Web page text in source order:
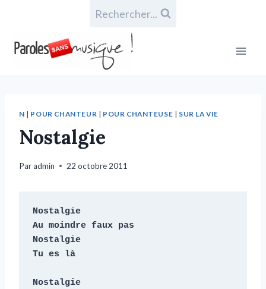
Rechercher...
N | POUR CHANTEUR | POUR CHANTEUSE | SUR LA VIE
Nostalgie
Paradmin 22 octobre 2011
Nostalgie
Au moindre faux pas
Nostalgie
Tu es là
Nostalgie